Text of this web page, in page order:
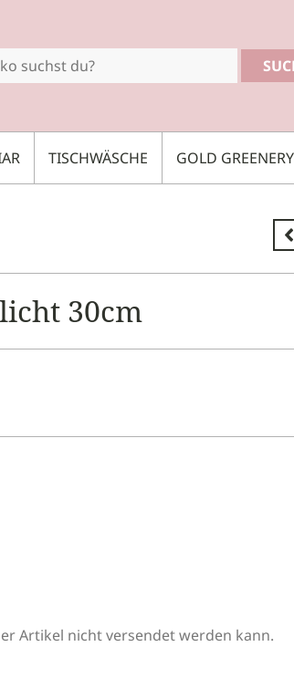
TISCHWÄSCHE GOLD GREENERY
30cm
Artikel nicht versendet werden kann.